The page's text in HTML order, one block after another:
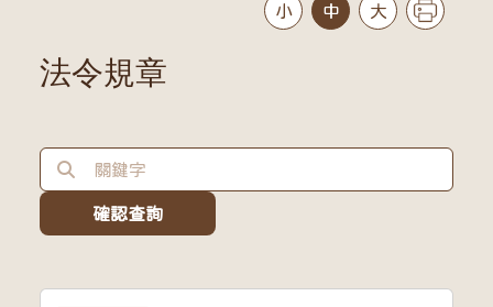
小 中 大
法令規章
確認查詢